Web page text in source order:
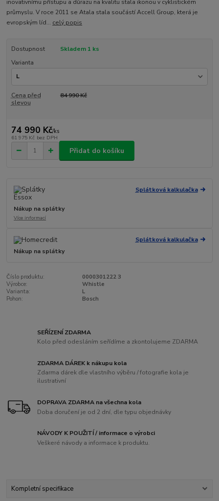
inovativnímu přístupu a důrazu na kvalitu stala ikonou v cyklistickém
průmyslu. V roce 2011 se Atala stala součástí Accell Group, která je
evropským líd... celý popis
Dostupnost
Skladem 1 ks
Varianta
Cena před
slevou
84 990 Kč
74 990 Kč/ks
61 975 Kč bez DPH
Přidat do košíku
Splátková kalkulačka
Nákup na splátky
Více informací
Splátková kalkulačka
Nákup na splátky
Číslo produktu:
0000301222 3
Výrobce:
Whistle
Varianta:
L
Pohon:
Bosch
SEŘÍZENÍ ZDARMA
Kolo před odesláním seřídíme a zkontolujeme ZDARMA
ZDARMA DÁREK k nákupu kola
Zdarma dárek dle vlastního výběru / fotografie kola je
ilustrativní
DOPRAVA ZDARMA na všechna kola
Doba doručení je od 2 dní, dle typu objednávky
NÁVODY K POUŽITÍ / informace o výrobci
Veškeré návody a informace k produktu.
Kompletní specifikace